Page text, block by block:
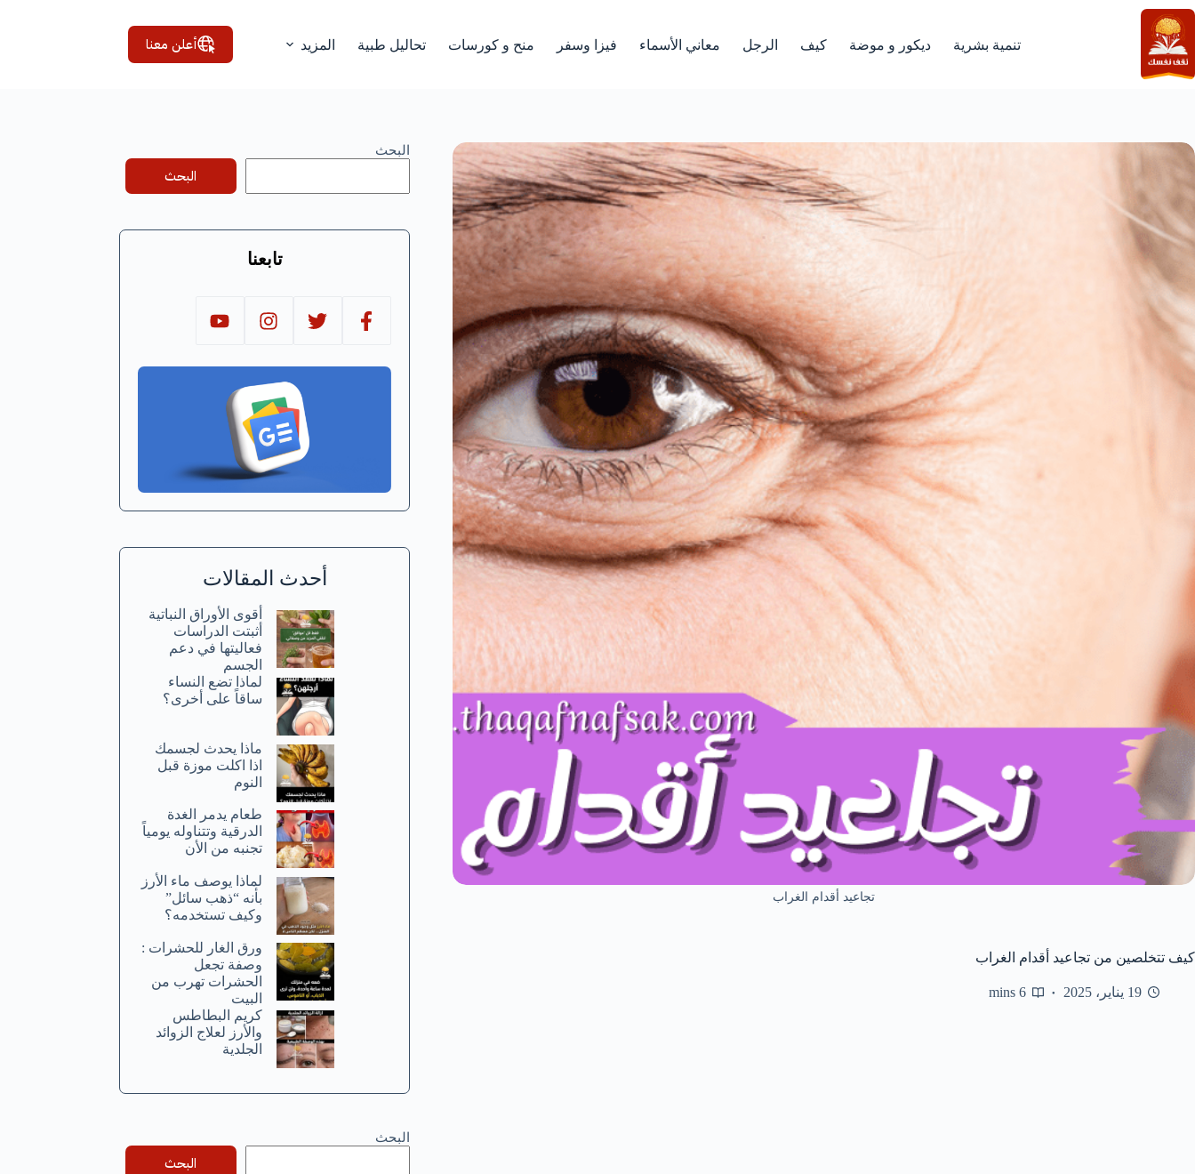
التجاوز
إلى
المحتوى
تنمية بشرية ديكور و موضة كيف الرجل معاني الأسماء فيزا وسفر منح و كورسات تحاليل طبية المزيد أعلن معنا
تجاعيد أقدام الغراب
كيف تتخلصين من تجاعيد أقدام الغراب
19 يناير، 2025 6 mins
البحث
البحث
تابعنا
أحدث المقالات
أقوى الأوراق النباتية
أثبتت الدراسات
فعاليتها في دعم
الجسم
لماذا تضع النساء
ساقاً على أخرى؟
ماذا يحدث لجسمك
اذا اكلت موزة قبل
النوم
طعام يدمر الغدة
الدرقية وتتناوله يومياً
تجنبه من الأن
لماذا يوصف ماء الأرز
بأنه “ذهب سائل”
وكيف تستخدمه؟
ورق الغار للحشرات :
وصفة تجعل
الحشرات تهرب من
البيت
كريم البطاطس
والأرز لعلاج الزوائد
الجلدية
البحث
البحث